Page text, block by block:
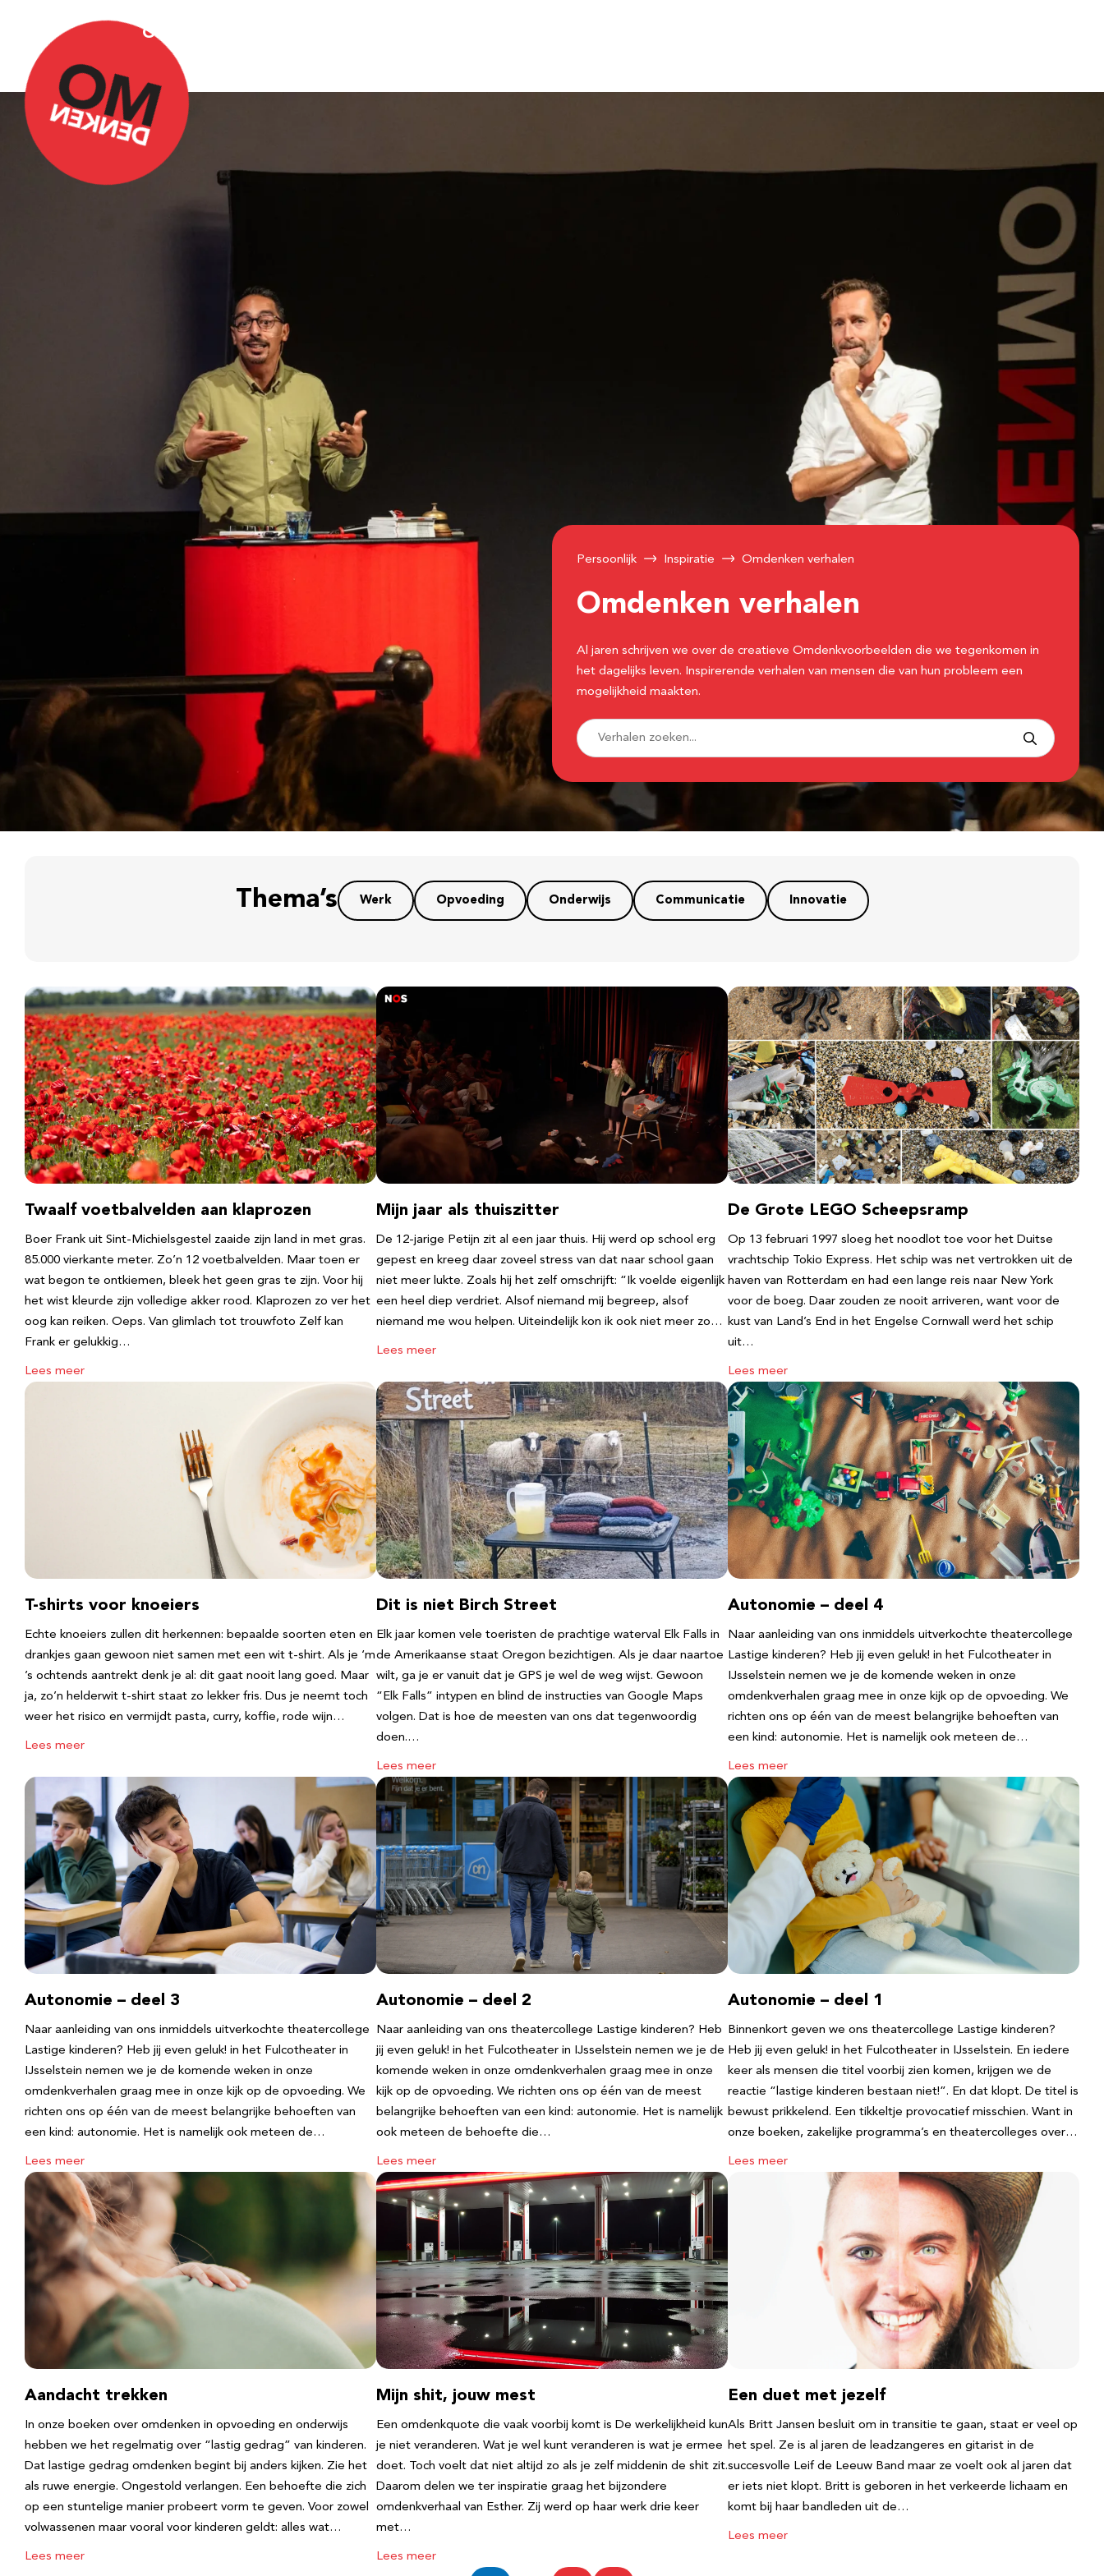
Over Omdenken
Persoonlijk Inspiratie Omdenken verhalen
Omdenken verhalen
Al jaren schrijven we over de creatieve Omdenkvoorbeelden die we tegenkomen in
het dagelijks leven. Inspirerende verhalen van mensen die van hun probleem een
mogelijkheid maakten.
Thema’s Werk Opvoeding Onderwijs Communicatie Innovatie
Twaalf voetbalvelden aan klaprozen
Boer Frank uit Sint-Michielsgestel zaaide zijn land in met gras.
85.000 vierkante meter. Zo’n 12 voetbalvelden. Maar toen er
wat begon te ontkiemen, bleek het geen gras te zijn. Voor hij
het wist kleurde zijn volledige akker rood. Klaprozen zo ver het
oog kan reiken. Oeps. Van glimlach tot trouwfoto Zelf kan
Frank er gelukkig…
Lees meer
Mijn jaar als thuiszitter
De 12-jarige Petijn zit al een jaar thuis. Hij werd op school erg
gepest en kreeg daar zoveel stress van dat naar school gaan
niet meer lukte. Zoals hij het zelf omschrijft: “Ik voelde eigenlijk
een heel diep verdriet. Alsof niemand mij begreep, alsof
niemand me wou helpen. Uiteindelijk kon ik ook niet meer zo…
Lees meer
De Grote LEGO Scheepsramp
Op 13 februari 1997 sloeg het noodlot toe voor het Duitse
vrachtschip Tokio Express. Het schip was net vertrokken uit de
haven van Rotterdam en had een lange reis naar New York
voor de boeg. Daar zouden ze nooit arriveren, want voor de
kust van Land’s End in het Engelse Cornwall werd het schip
uit…
Lees meer
T-shirts voor knoeiers
Echte knoeiers zullen dit herkennen: bepaalde soorten eten en
drankjes gaan gewoon niet samen met een wit t-shirt. Als je ‘m
’s ochtends aantrekt denk je al: dit gaat nooit lang goed. Maar
ja, zo’n helderwit t-shirt staat zo lekker fris. Dus je neemt toch
weer het risico en vermijdt pasta, curry, koffie, rode wijn…
Lees meer
Dit is niet Birch Street
Elk jaar komen vele toeristen de prachtige waterval Elk Falls in
de Amerikaanse staat Oregon bezichtigen. Als je daar naartoe
wilt, ga je er vanuit dat je GPS je wel de weg wijst. Gewoon
“Elk Falls” intypen en blind de instructies van Google Maps
volgen. Dat is hoe de meesten van ons dat tegenwoordig
doen.…
Lees meer
Autonomie – deel 4
Naar aanleiding van ons inmiddels uitverkochte theatercollege
Lastige kinderen? Heb jij even geluk! in het Fulcotheater in
IJsselstein nemen we je de komende weken in onze
omdenkverhalen graag mee in onze kijk op de opvoeding. We
richten ons op één van de meest belangrijke behoeften van
een kind: autonomie. Het is namelijk ook meteen de…
Lees meer
Autonomie – deel 3
Naar aanleiding van ons inmiddels uitverkochte theatercollege
Lastige kinderen? Heb jij even geluk! in het Fulcotheater in
IJsselstein nemen we je de komende weken in onze
omdenkverhalen graag mee in onze kijk op de opvoeding. We
richten ons op één van de meest belangrijke behoeften van
een kind: autonomie. Het is namelijk ook meteen de…
Lees meer
Autonomie – deel 2
Naar aanleiding van ons theatercollege Lastige kinderen? Heb
jij even geluk! in het Fulcotheater in IJsselstein nemen we je de
komende weken in onze omdenkverhalen graag mee in onze
kijk op de opvoeding. We richten ons op één van de meest
belangrijke behoeften van een kind: autonomie. Het is namelijk
ook meteen de behoefte die…
Lees meer
Autonomie – deel 1
Binnenkort geven we ons theatercollege Lastige kinderen?
Heb jij even geluk! in het Fulcotheater in IJsselstein. En iedere
keer als mensen die titel voorbij zien komen, krijgen we de
reactie “lastige kinderen bestaan niet!”. En dat klopt. De titel is
bewust prikkelend. Een tikkeltje provocatief misschien. Want in
onze boeken, zakelijke programma’s en theatercolleges over…
Lees meer
Aandacht trekken
In onze boeken over omdenken in opvoeding en onderwijs
hebben we het regelmatig over “lastig gedrag” van kinderen.
Dat lastige gedrag omdenken begint bij anders kijken. Zie het
als ruwe energie. Ongestold verlangen. Een behoefte die zich
op een stuntelige manier probeert vorm te geven. Voor zowel
volwassenen maar vooral voor kinderen geldt: alles wat…
Lees meer
Mijn shit, jouw mest
Een omdenkquote die vaak voorbij komt is De werkelijkheid kun
je niet veranderen. Wat je wel kunt veranderen is wat je ermee
doet. Toch voelt dat niet altijd zo als je zelf middenin de shit zit.
Daarom delen we ter inspiratie graag het bijzondere
omdenkverhaal van Esther. Zij werd op haar werk drie keer
met…
Lees meer
Een duet met jezelf
Als Britt Jansen besluit om in transitie te gaan, staat er veel op
het spel. Ze is al jaren de leadzangeres en gitarist in de
succesvolle Leif de Leeuw Band maar ze voelt ook al jaren dat
er iets niet klopt. Britt is geboren in het verkeerde lichaam en
komt bij haar bandleden uit de…
Lees meer